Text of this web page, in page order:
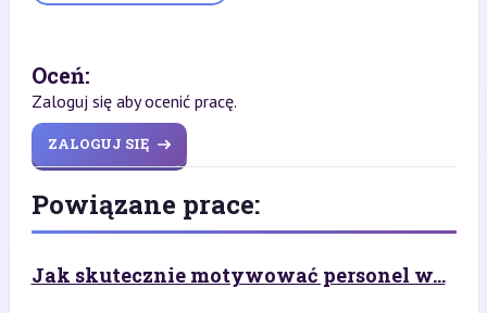
Oceń:
Zaloguj się aby ocenić pracę.
ZALOGUJ SIĘ
Powiązane prace:
Jak skutecznie motywować personel w...